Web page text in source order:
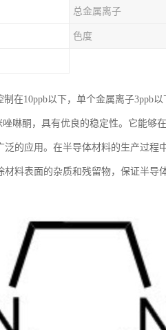
总金属离子
色度
在10ppb以下，单个金属离子3ppb以
啉酮，具有优良的稳定性。它能够
的应用。在半导体材料的生产过程
料表面的杂质和残留物，保证半导